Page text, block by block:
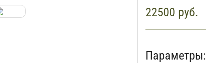
22500 руб.
Параметры: